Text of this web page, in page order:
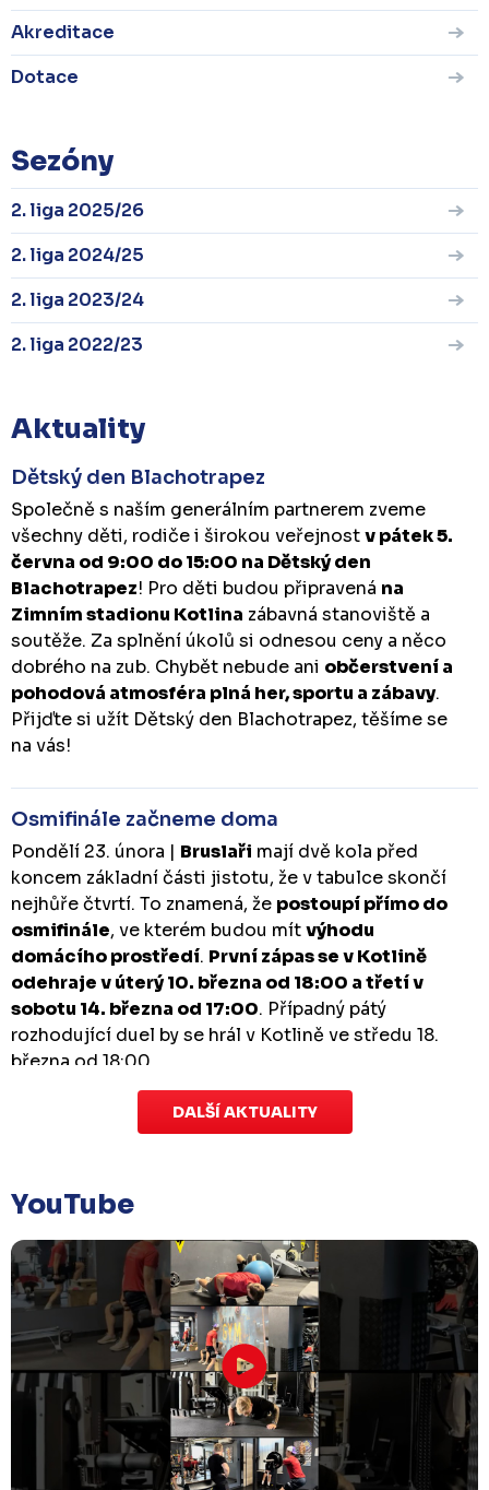
Akreditace
Dotace
Sezóny
2. liga 2025/26
2. liga 2024/25
2. liga 2023/24
2. liga 2022/23
Aktuality
Dětský den Blachotrapez
Společně s naším generálním partnerem zveme
všechny děti, rodiče i širokou veřejnostv pátek 5.
června od 9:00 do 15:00 na Dětský den
Blachotrapez! Pro děti budou připravená na
Zimním stadionu Kotlina zábavná stanoviště a
soutěže. Za splnění úkolů si odnesou ceny a něco
dobrého na zub. Chybět nebude ani občerstvení a
pohodová atmosféra plná her, sportu a zábavy.
Přijďte si užít Dětský den Blachotrapez, těšíme se
na vás!
Osmifinále začneme doma
Pondělí 23. února | Bruslaři mají dvě kola před
koncem základní části jistotu, že v tabulce skončí
nejhůře čtvrtí. To znamená, že postoupí přímo do
osmifinále, ve kterém budou mítvýhodu
domácího prostředí. První zápas se v Kotlině
odehraje v úterý 10. března od 18:00 a třetí v
sobotu 14. března od 17:00. Případný pátý
rozhodující duel by se hrál v Kotlině ve středu 18.
března od 18:00.
Zápas dorostu je odložen
které se mělo odehrát v pátek 30. ledna ve 14:15,
odloženo!Odehraje se v náhradním termínu, o
kterém se bude jednat.
Náhradní termín 32. kola
Úterý 27. ledna | Utkání 32. kola v Písku
, které se
mělo původně odehrát 31. ledna, bylo z důvodu
marodky Králů odloženo. Kluby se domluvily na
náhradním termínu, Bruslaři se s Pískem utkají
v pondělí 16. února od 18:00.
DALŠÍ AKTUALITY
YouTube